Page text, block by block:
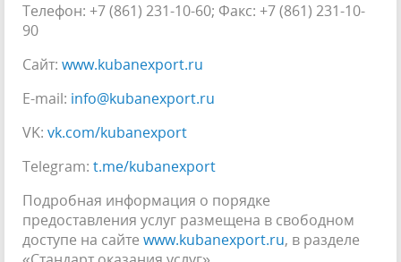
Телефон: +7 (861) 231-10-60; Факс: +7 (861) 231-10-
90
Сайт: www.kubanexport.ru
E-mail: info@kubanexport.ru
VK: vk.com/kubanexport
Telegram: t.me/kubanexport
Подробная информация о порядке
предоставления услуг размещена в свободном
доступе на сайте www.kubanexport.ru, в разделе